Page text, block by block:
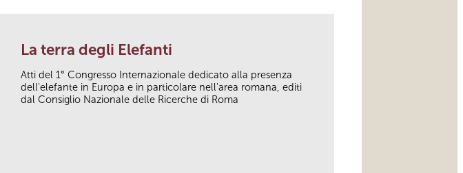
La terra degli Elefanti
Atti del 1° Congresso Internazionale dedicato alla presenza
dell'elefante in Europa e in particolare nell'area romana, editi
dal Consiglio Nazionale delle Ricerche di Roma